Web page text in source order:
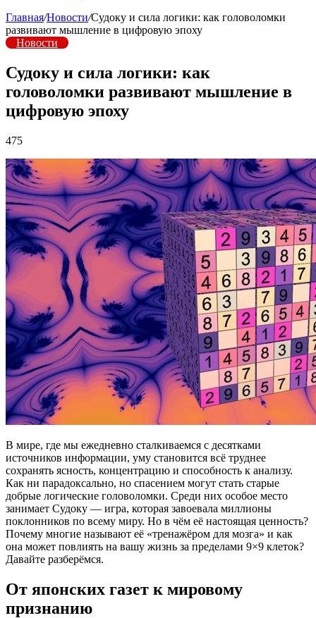
Главная/Новости/Судоку и сила логики: как головоломки
развивают мышление в цифровую эпоху
Новости
Судоку и сила логики: как
головоломки развивают мышление в
цифровую эпоху
475
В мире, где мы ежедневно сталкиваемся с десятками
источников информации, уму становится всё труднее
сохранять ясность, концентрацию и способность к анализу.
Как ни парадоксально, но спасением могут стать старые
добрые логические головоломки. Среди них особое место
занимает Судоку — игра, которая завоевала миллионы
поклонников по всему миру. Но в чём её настоящая ценность?
Почему многие называют её «тренажёром для мозга» и как
она может повлиять на вашу жизнь за пределами 9×9 клеток?
Давайте разберёмся.
От японских газет к мировому
признанию